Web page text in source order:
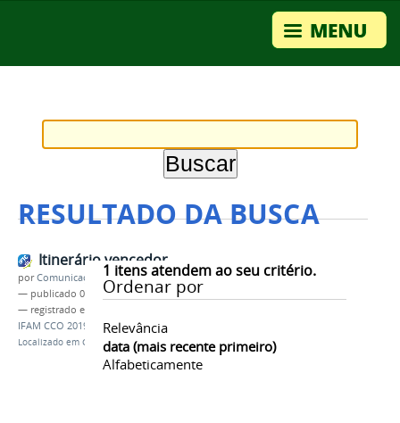
RESULTADO DA BUSCA
1 itens atendem ao seu critério.
Ordenar por
Relevância
data (mais recente primeiro)
Alfabeticamente
Itinerário vencedor
porComunicação COARI
— publicado 05/06/2019
— registrado em:
IFAM CCO 2019
Localizado em CAMPUS /Coari /Notícias